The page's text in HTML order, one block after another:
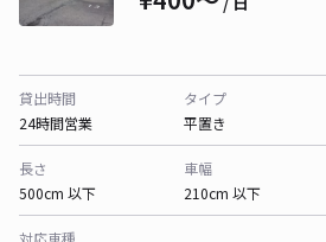
貸出時間
24時間営業
タイプ
平置き
長さ
500cm 以下
車幅
210cm 以下
対応車種